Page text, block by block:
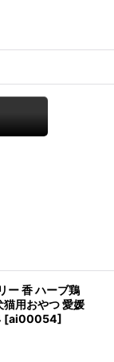
ー 香 ハーブ鶏
用おやつ 愛媛
[ai00054]